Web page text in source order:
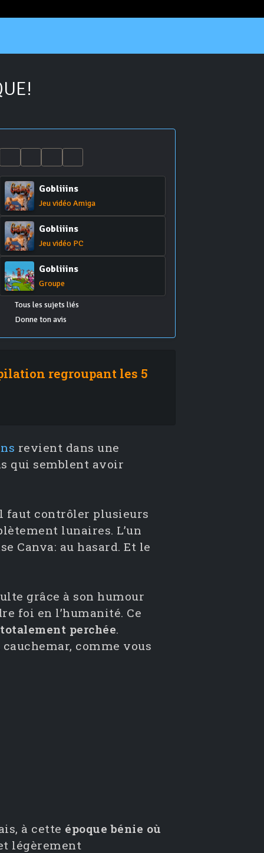
Gobliiins
Jeu vidéo Amiga
Gobliiins
Jeu vidéo PC
Gobliiins
Groupe
Tous les sujets liés
Donne ton avis
regroupant les 5
revient dans une
qui semblent avoir
faut contrôler plusieurs
lunaires. L’un
Canva: au hasard. Et le
grâce à son humour
foi en l’humanité. Ce
perchée.
comme vous
à cette époque bénie où
légèrement